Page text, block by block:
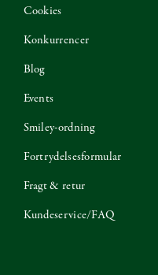
Cookies
Konkurrencer
Blog
Events
Smiley-ordning
Fortrydelsesformular
Fragt & retur
Kundeservice/FAQ